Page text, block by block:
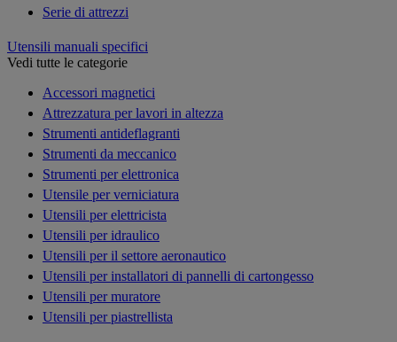
Serie di attrezzi
Utensili manuali specifici
Vedi tutte le categorie
Accessori magnetici
Attrezzatura per lavori in altezza
Strumenti antideflagranti
Strumenti da meccanico
Strumenti per elettronica
Utensile per verniciatura
Utensili per elettricista
Utensili per idraulico
Utensili per il settore aeronautico
Utensili per installatori di pannelli di cartongesso
Utensili per muratore
Utensili per piastrellista